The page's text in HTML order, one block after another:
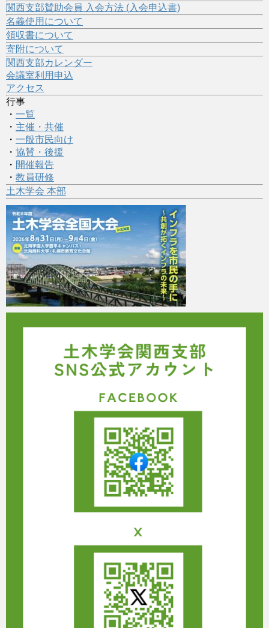
関西支部賛助会員 入会方法 (入会申込書)
名義使用について
領収書について
寄附について
関西支部カレンダー
会議室利用申込
アクセス
行事
・ 一覧
・ 主催・共催
・ 一般市民向け
・ 協賛・後援
・ 開催報告
・ 教員研修
土木学会 本部